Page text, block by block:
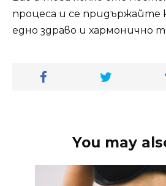
процеса и се придържайте
едно здраво и хармонично
You may